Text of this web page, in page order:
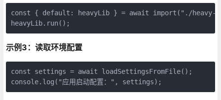
const { default: heavyLib } = await import("./
heavyLib.run();
示例3：读取环境配置
const settings = await loadSettingsFromFile();
console.log("应用启动配置：", settings);